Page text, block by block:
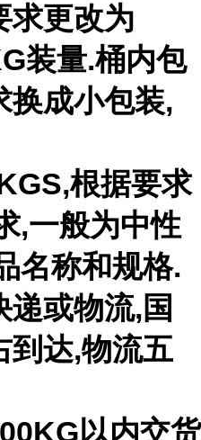
求更改为
装量.桶内包
换成小包装,
根据要求
,一般为中性
名称和规格.
递或物流,国
到达,物流五
以内交货